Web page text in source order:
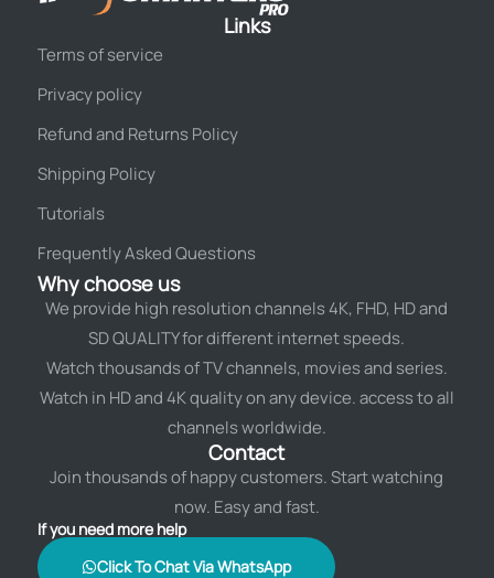
Links
Terms of service
Privacy policy
Refund and Returns Policy
Shipping Policy
Tutorials
Frequently Asked Questions
Why choose us
We provide high resolution channels 4K, FHD, HD and
SD QUALITY for different internet speeds.
Watch thousands of TV channels, movies and series.
Watch in HD and 4K quality on any device. access to all
channels worldwide.
Contact
Join thousands of happy customers. Start watching
now. Easy and fast.
If you need more help
Click To Chat Via WhatsApp